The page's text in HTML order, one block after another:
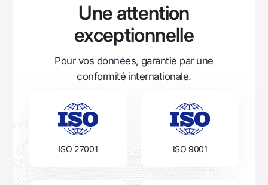
Une attention
exceptionnelle
Pour vos données, garantie par une
conformité internationale.
ISO 27001 ISO 9001